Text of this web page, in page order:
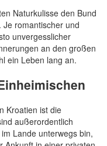
Naturkulisse den Bund
romantischer und
unvergesslicher
an den großen
ein Leben lang an.
Kroatien ist die
außerordentlich
Lande unterwegs bin,